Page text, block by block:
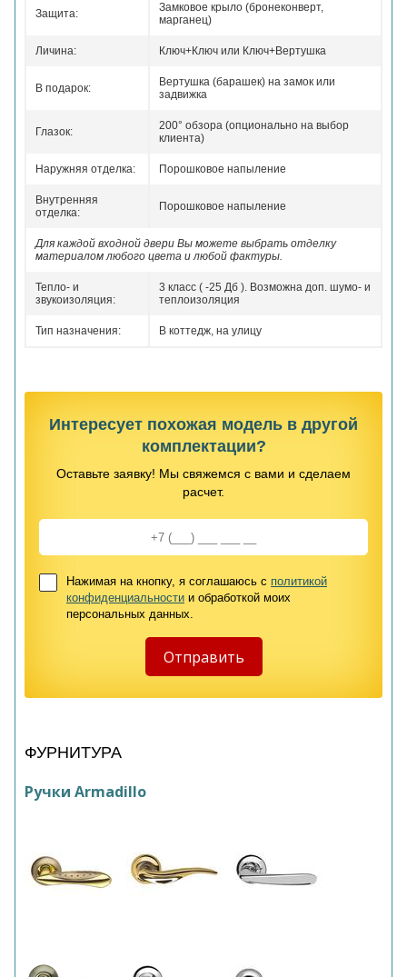
Защита:
Замковое крыло (бронеконверт,
марганец)
Личина: Ключ+Ключ или Ключ+Вертушка
В подарок:
Вертушка (барашек) на замок или
задвижка
Глазок:
200° обзора (опционально на выбор
клиента)
Наружняя отделка: Порошковое напыление
Внутренняя
отделка:
Порошковое напыление
Для каждой входной двери Вы можете выбрать отделку
материалом любого цвета и любой фактуры.
Тепло- и
звукоизоляция:
3 класс ( -25 Дб ). Возможна доп. шумо- и
теплоизоляция
Тип назначения: В коттедж, на улицу
Интересует похожая модель в другой
комплектации?
Оставьте заявку! Мы свяжемся с вами и сделаем
расчет.
Нажимая на кнопку, я соглашаюсь с политикой
конфиденциальности и обработкой моих
персональных данных.
ФУРНИТУРА
Ручки Armadillo